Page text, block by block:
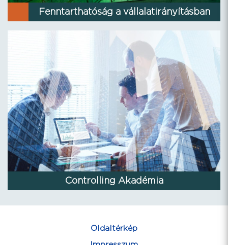
Fenntarthatóság a vállalatirányításban
Controlling Akadémia
Oldaltérkép